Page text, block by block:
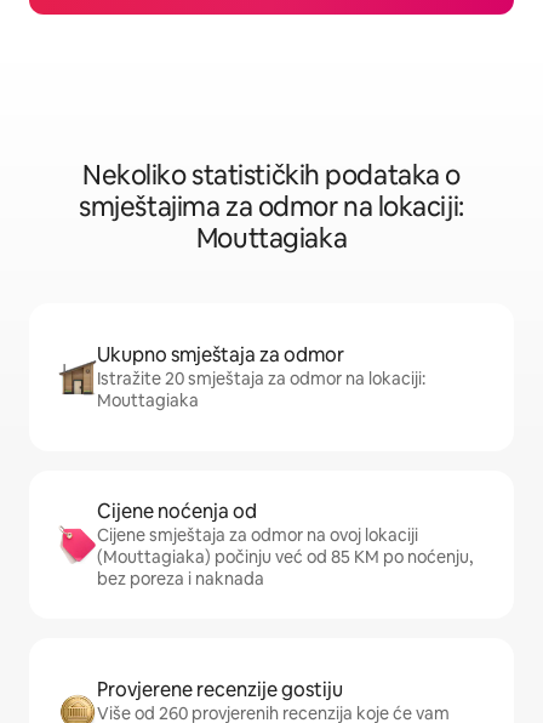
Nekoliko statističkih podataka o
smještajima za odmor na lokaciji:
Mouttagiaka
Ukupno smještaja za odmor
Istražite 20 smještaja za odmor na lokaciji:
Mouttagiaka
Cijene noćenja od
Cijene smještaja za odmor na ovoj lokaciji
(Mouttagiaka) počinju već od 85 KM po noćenju,
bez poreza i naknada
Provjerene recenzije gostiju
Više od 260 provjerenih recenzija koje će vam